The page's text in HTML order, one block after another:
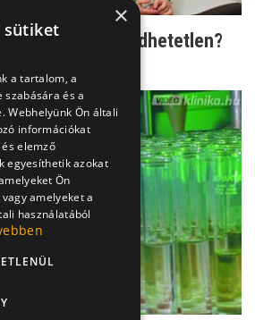
gyerekre: Kivédhetetlen?
×
sütiket
a tartalom, a
szabására és a
Webhelyünk Ön általi
információkat
elemző
egyesíthetik azokat
Ön
amelyeket a
használatából